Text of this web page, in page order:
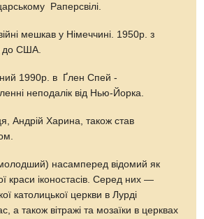
Раперсвілі.
мешкав у Німеччині. 1950р. з
до США.
1990р. в Ґлен Спей -
неподалік від Нью-Йорка.
Андрій Харина, також став
насамперед відомий як
краси іконостасів. Серед них —
католицької церкви в Лурді
а також вітражі та мозаїки в церквах